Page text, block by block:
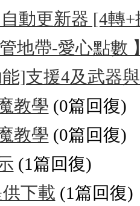
動更新器 [4轉
地帶-愛心點數
]支援4及武器
教學 (0篇回復)
教學 (0篇回復)
(1篇回復)
下載 (1篇回復)